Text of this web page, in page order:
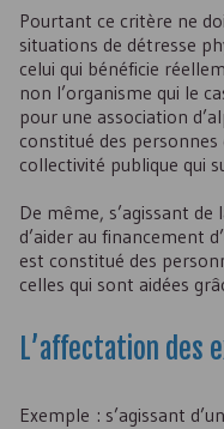
Pourtant ce critère ne
situations de détresse
celui qui bénéficie
non l’organisme qui le
pour une association
constitué des
collectivité publique qui
De même, s’agissant
d’aider au financement
est constitué des
celles qui sont aidées
L’affectation des
Exemple : s’agissant